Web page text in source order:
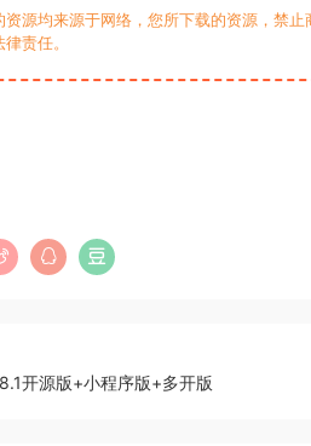
资源均来源于网络，您所下载的资源，禁
责任。
开源版+小程序版+多开版